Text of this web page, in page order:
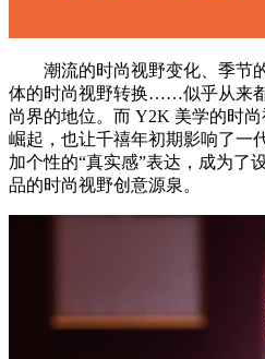
潮流的时尚视野变化、季节
体的时尚视野转换……似乎从来
尚界的地位。而 Y2K 美学的时
崛起，也让千禧年初期影响了一
加个性的“真实感”表达，成为了
品的时尚视野创意源泉。